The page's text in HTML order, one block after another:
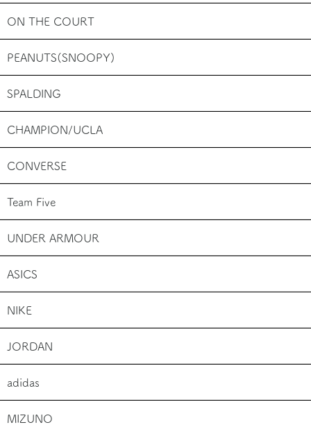
ON THE COURT
PEANUTS(SNOOPY)
SPALDING
CHAMPION/UCLA
CONVERSE
Team Five
UNDER ARMOUR
ASICS
NIKE
JORDAN
adidas
MIZUNO